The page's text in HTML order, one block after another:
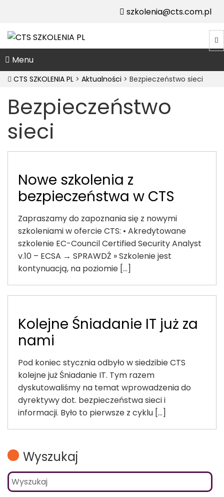
szkolenia@cts.com.pl
Menu
CTS SZKOLENIA PL > Aktualności > Bezpieczeństwo sieci
Bezpieczeństwo
sieci
Nowe szkolenia z
bezpieczeństwa w CTS
Zapraszamy do zapoznania się z nowymi
szkoleniami w ofercie CTS: • Akredytowane
szkolenie EC-Council Certified Security Analyst
v.10 – ECSA → SPRAWDŹ » Szkolenie jest
kontynuacją, na poziomie [...]
Kolejne Śniadanie IT już za
nami
Pod koniec stycznia odbyło w siedzibie CTS
kolejne już Śniadanie IT. Tym razem
dyskutowaliśmy na temat wprowadzenia do
dyrektywy dot. bezpieczeństwa sieci i
informacji. Było to pierwsze z cyklu [...]
PagesWyszukaj